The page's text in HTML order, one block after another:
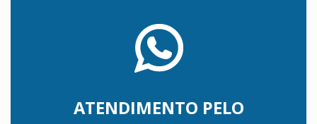
ATENDIMENTO PELO